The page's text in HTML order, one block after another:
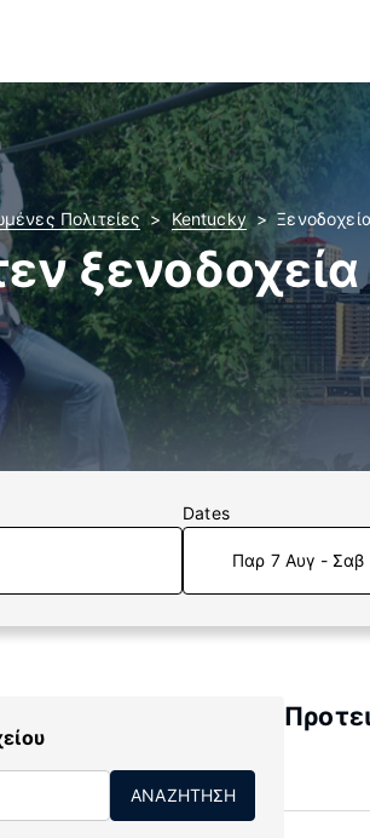
Πολιτείες Kentucky
ξενοδοχεία
Dates
Παρ 7 Αυγ - Σαβ
ΑΝΑΖΉΤΗΣΗ